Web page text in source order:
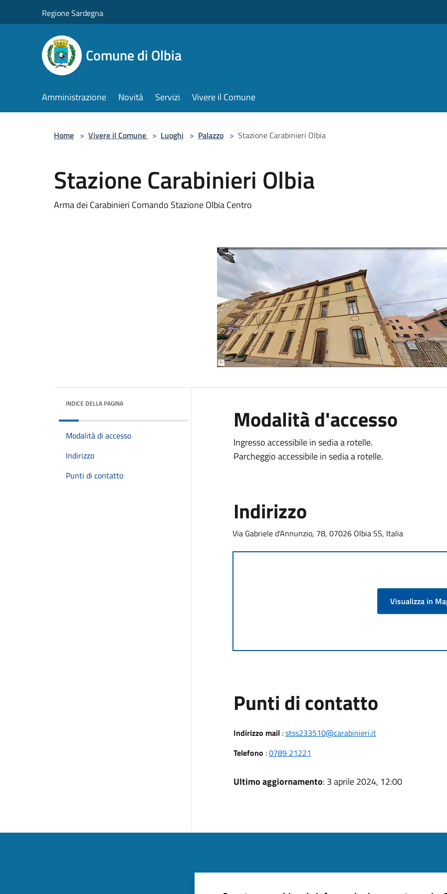
Regione Sardegna
Comune di Olbia
Amministrazione Novità Servizi Vivere il Comune
Home > Vivere il Comune > Luoghi > Palazzo > Stazione Carabinieri Olbia
Stazione Carabinieri Olbia
Arma dei Carabinieri Comando Stazione Olbia Centro
INDICE DELLA PAGINA
Modalità di accesso
Indirizzo
Punti di contatto
Modalità d'accesso
Ingresso accessibile in sedia a rotelle.
Parcheggio accessibile in sedia a rotelle.
Indirizzo
Via Gabriele d'Annunzio, 78, 07026 Olbia SS, Italia
Visualizza in
Punti di contatto
Indirizzo mail:stss233510@carabinieri.it
Telefono :0789 21221
Ultimo aggiornamento: 3 aprile 2024, 12:00